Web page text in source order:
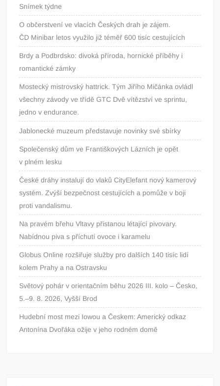
Snímek týdne
O občerstvení ve vlacích Českých drah je zájem.
ČD Minibar letos využilo již téměř 600 tisíc cestujících
Brdy a Podbrdsko: divoká příroda, hornické příběhy i
romantické zámky
Mostecký mistrovský hattrick. Tým Jiřího Mičánka ovládl
všechny závody ve třídě GTC Dvě vítězství ve sprintu,
jedno v endurance.
Jablonecké muzeum představuje novinky své sbírky
Společenský dům ve Františkových Lázních je opět
v plném lesku
České dráhy instalují do vlaků CityElefant nový kamerový
systém. Zvýší bezpečnost cestujících a pomůže v boji
proti vandalismu.
Na pravém břehu Vltavy přistanou létající pivovary.
Nabídnou piva s příchutí ovoce i karamelu
Globus Online rozšiřuje služby pro dalších 140 tisíc lidí
kolem Prahy a na Ostravsku
Světový pohár v orientačním běhu 2026 III. kolo – Česko,
5.–9. 8. 2026, Vyšší Brod
Hudební most mezi Iowou a Českem: Americký odkaz
Antonína Dvořáka ožije v jeho rodném domě